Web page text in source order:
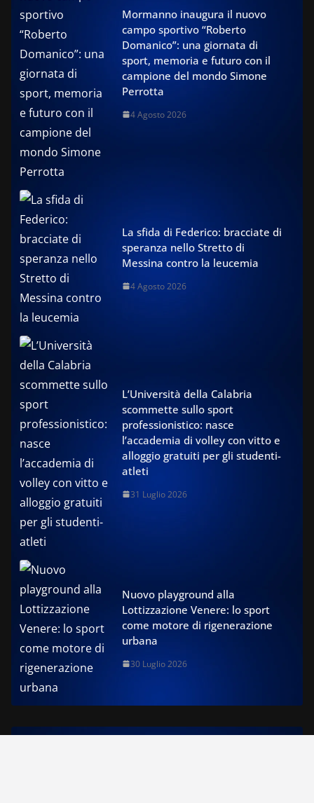
Mormanno inaugura il nuovo
campo sportivo “Roberto
Domanico”: una giornata di
sport, memoria e futuro con il
campione del mondo Simone
Perrotta
4 Agosto 2026
La sfida di Federico: bracciate di
speranza nello Stretto di
Messina contro la leucemia
4 Agosto 2026
L’Università della Calabria
scommette sullo sport
professionistico: nasce
l’accademia di volley con vitto e
alloggio gratuiti per gli studenti-
atleti
31 Luglio 2026
Nuovo playground alla
Lottizzazione Venere: lo sport
come motore di rigenerazione
urbana
30 Luglio 2026